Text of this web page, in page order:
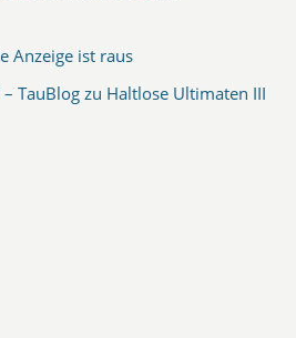
Anzeige ist raus
TauBlog zu Haltlose Ultimaten III